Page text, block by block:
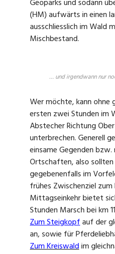
Geoparks und sodann
(HM) aufwärts in einen
ausschliesslich im Wald
Mischbestand.
… und irgendwann nur
Wer möchte, kann ohne
ersten zwei Stunden im
Abstecher Richtung
unterbrechen. Generell
einsame Gegenden
Ortschaften, also sollten
gegebenenfalls im
frühes Zwischenziel zum
Mittagseinkehr bietet
Stunden Marsch bei km
Zum Steigkopfauf der
an, sowie für
Zum Kreiswaldim